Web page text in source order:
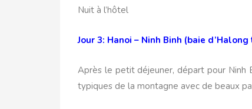
Nuit à l’hôtel
Jour 3: Hanoi – Ninh Binh (baie
Après le petit déjeuner, départ pour Ninh
typiques de la montagne avec de beaux